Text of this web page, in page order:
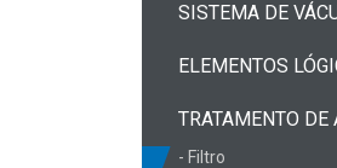
SISTEMA DE
ELEMENTOS
TRATAMENTO DE
- Filtro